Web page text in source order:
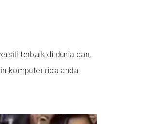
terbaik di dunia dan,
komputer riba anda